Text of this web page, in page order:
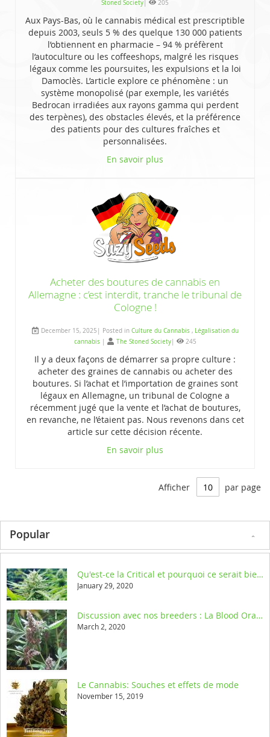
Stoned Society
205
Aux Pays-Bas, où le cannabis médical est prescriptible
depuis 2003, seuls 5 % des quelque 130 000 patients
l’obtiennent en pharmacie – 94 % préfèrent
l’autoculture ou les coffeeshops, malgré les risques
légaux comme les poursuites, les expulsions et la loi
Damoclès. L’article explore ce phénomène : un
système monopolisé (par exemple, les variétés
Bedrocan irradiées aux rayons gamma qui perdent
des terpènes), des obstacles élevés, et la préférence
des patients pour des cultures fraîches et
personnalisées.
En savoir plus
Acheter des boutures de cannabis en
Allemagne : c’est interdit, tranche le tribunal de
Cologne !
December 15, 2025| Posted in Culture du Cannabis , Légalisation du
cannabis
The Stoned Society| 245
Il y a deux façons de démarrer sa propre culture :
acheter des graines de cannabis ou acheter des
boutures. Si l’achat et l’importation de graines sont
légaux en Allemagne, un tribunal de Cologne a
récemment jugé que la vente et l’achat de boutures,
en revanche, ne l’étaient pas. Nous revenons dans cet
article sur cette décision récente.
En savoir plus
Afficher par page
Popular
Qu'est-ce la Critical et pourquoi ce serait bien d'y penser
January 29, 2020
Discussion avec nos breeders : La Blood Orange Tangie
March 2, 2020
Le Cannabis: Souches et effets de mode
November 15, 2019